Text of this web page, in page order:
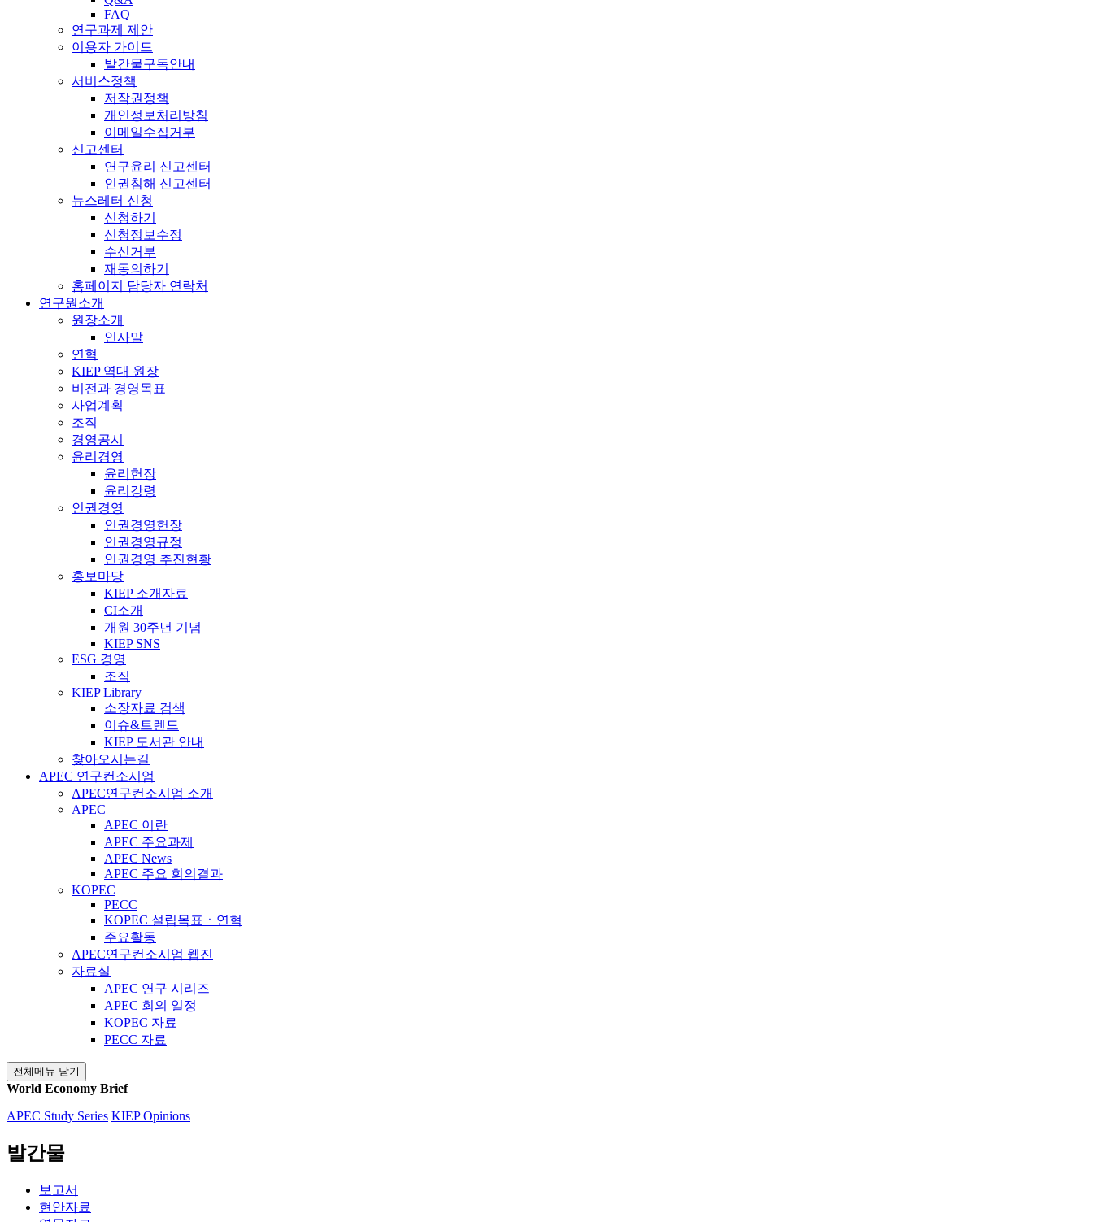
FAQ
연구과제 제안
이용자 가이드
발간물구독안내
서비스정책
저작권정책
개인정보처리방침
이메일수집거부
신고센터
연구윤리 신고센터
인권침해 신고센터
뉴스레터 신청
신청하기
신청정보수정
수신거부
재동의하기
홈페이지 담당자 연락처
연구원소개
원장소개
인사말
연혁
KIEP 역대 원장
비전과 경영목표
사업계획
조직
경영공시
윤리경영
윤리헌장
윤리강령
인권경영
인권경영헌장
인권경영규정
인권경영 추진현황
홍보마당
KIEP 소개자료
CI소개
개원 30주년 기념
KIEP SNS
ESG 경영
조직
KIEP Library
소장자료 검색
이슈&트렌드
KIEP 도서관 안내
찾아오시는길
APEC 연구컨소시엄
APEC연구컨소시엄 소개
APEC
APEC 이란
APEC 주요과제
APEC News
APEC 주요 회의결과
KOPEC
PECC
KOPEC 설립목표ㆍ연혁
주요활동
APEC연구컨소시엄 웹진
자료실
APEC 연구 시리즈
APEC 회의 일정
KOPEC 자료
PECC 자료
전체메뉴 닫기
World Economy Brief
APEC Study Series KIEP Opinions
발간물
보고서
현안자료